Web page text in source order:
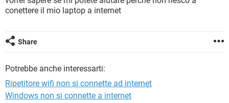
HARDWARE
HARDWARE
iOS
TIKTOK
conettere il mio laptop a internet
Share
Potrebbe anche interessarti:
Ripetitore wifi non si connette ad internet
Windows non si connette a internet